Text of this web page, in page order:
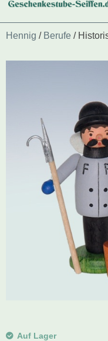
Neue Produkte
Ausgewählte Produkte
Holzkunst nach
Schwibbogen
Räucherfiguren
Pyramiden
Hennig Berufe
Auf Lager